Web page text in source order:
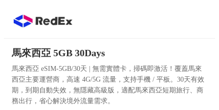
馬來西亞 5GB 30Days
馬來西亞 eSIM-5GB/30天 | 無需實體卡，掃碼即激活！覆蓋馬來
西亞主要運營商，高速 4G/5G 流量，支持手機 / 平板。30天有效
期，到期自動失效，無隱藏高級版，適配馬來西亞短期旅行、商
務出行，省心解決境外流量需求。